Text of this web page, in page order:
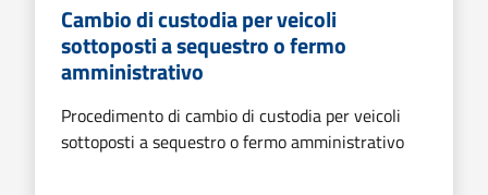
Cambio di custodia per veicoli
sottoposti a sequestro o fermo
amministrativo
Procedimento di cambio di custodia per veicoli
sottoposti a sequestro o fermo amministrativo